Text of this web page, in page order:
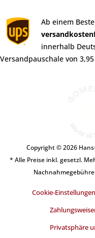
Ab einem
innerhalb
Versandpauschale von 3,95
Copyright © 2026
* Alle Preise inkl. gesetzl.
Cookie-Einstellungen
Privatsphäre